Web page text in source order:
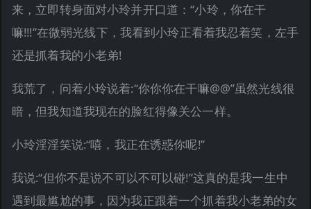
来，立即转身面对小玲并开口道：“小玲，你在干
嘛!!!”在微弱光线下，我看到小玲正看着我忍着笑，左手
还是抓着我的小老弟!
我荒了，问着小玲说着:“你你你在干嘛@@”虽然光线很
暗，但我知道我现在的脸红得像关公一样。
小玲淫淫笑说:“嘻，我正在诱惑你呢!”
我说:“但你不是说不可以不可以碰!”这真的是我一生中
遇到最尴尬的事，因为我正跟着一个抓着我小老弟的女